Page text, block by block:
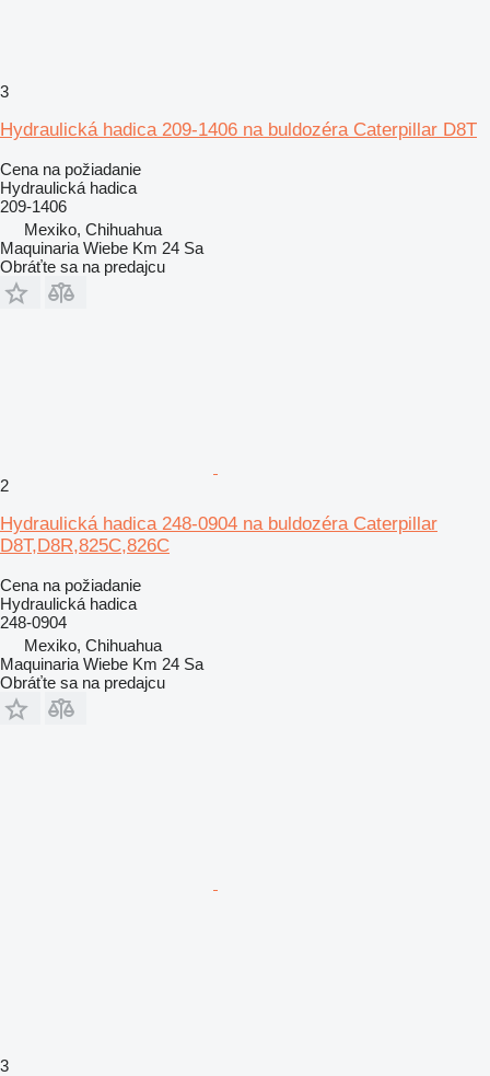
3
Hydraulická hadica 209-1406 na buldozéra Caterpillar D8T
Cena na požiadanie
Hydraulická hadica
209-1406
Mexiko, Chihuahua
Maquinaria Wiebe Km 24 Sa
Obráťte sa na predajcu
2
Hydraulická hadica 248-0904 na buldozéra Caterpillar
D8T,D8R,825C,826C
Cena na požiadanie
Hydraulická hadica
248-0904
Mexiko, Chihuahua
Maquinaria Wiebe Km 24 Sa
Obráťte sa na predajcu
3